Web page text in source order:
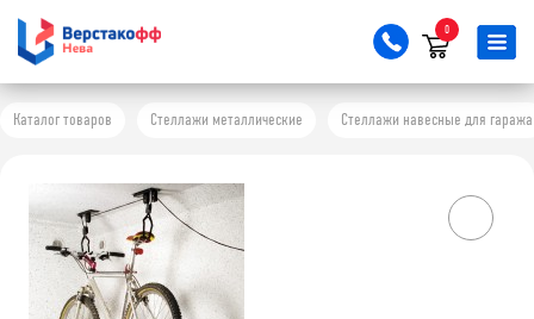
0
Каталог товаров Стеллажи металлические Стеллажи навесные для гаража